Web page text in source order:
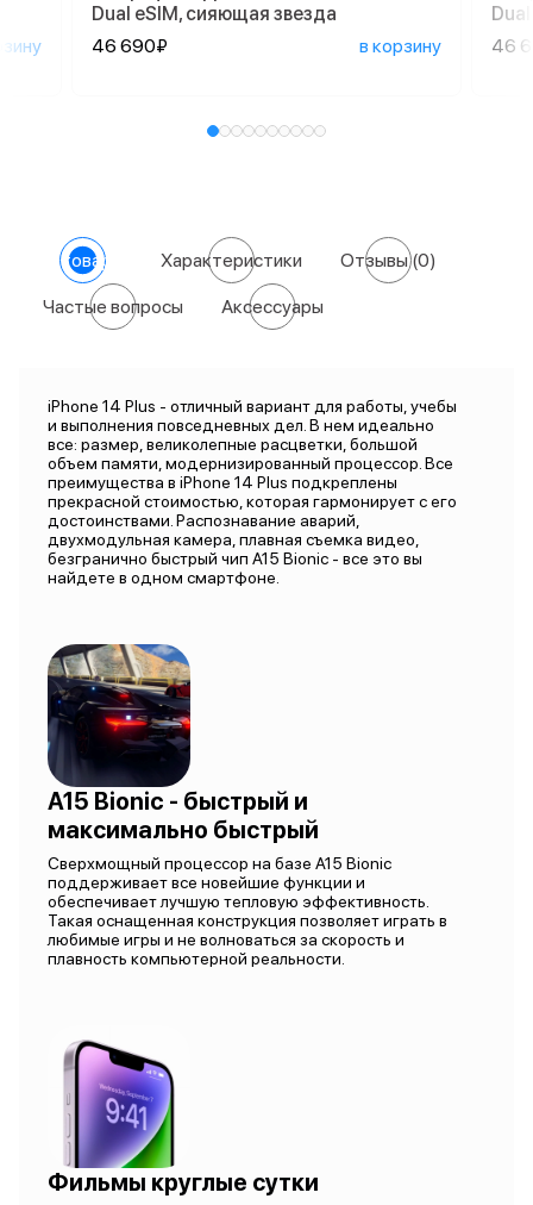
Dual еSIM, сияющая звезда
46 690₽
в корзину
46
О товаре Характеристики Отзывы(0)
Частые вопросы Аксессуары
iPhone 14 Plus - отличный вариант для работы, учебы
и выполнения повседневных дел. В нем идеально
все: размер, великолепные расцветки, большой
объем памяти, модернизированный процессор. Все
преимущества в iPhone 14 Plus подкреплены
прекрасной стоимостью, которая гармонирует с его
достоинствами. Распознавание аварий,
двухмодульная камера, плавная съемка видео,
безгранично быстрый чип A15 Bionic - все это вы
найдете в одном смартфоне.
A15 Bionic - быстрый и
максимально быстрый
Сверхмощный процессор на базе A15 Bionic
поддерживает все новейшие функции и
обеспечивает лучшую тепловую эффективность.
Такая оснащенная конструкция позволяет играть в
любимые игры и не волноваться за скорость и
плавность компьютерной реальности.
Фильмы круглые сутки